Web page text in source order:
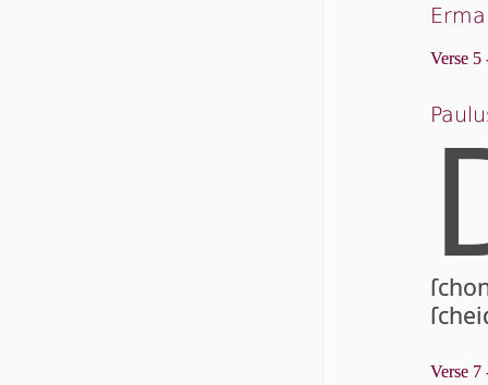
Verse 5
Verse 7